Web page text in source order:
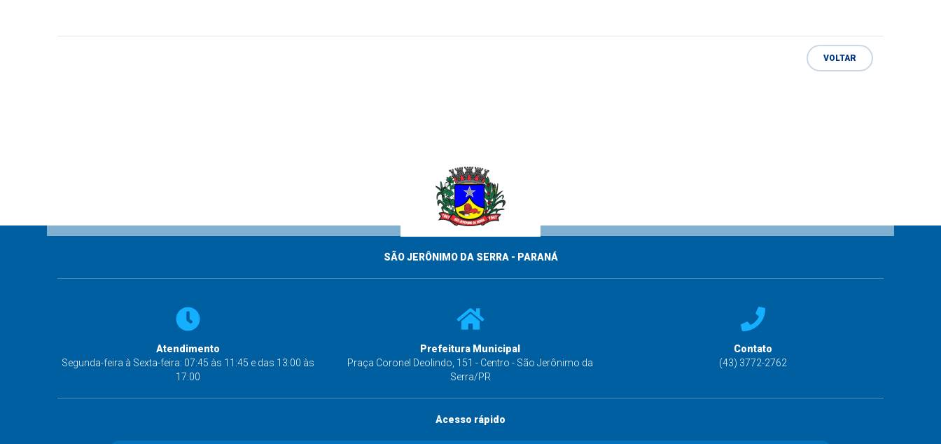
VOLTAR
SÃO JERÔNIMO DA SERRA - PARANÁ
Atendimento
Segunda-feira à Sexta-feira: 07:45 às 11:45 e das 13:00 às
17:00
Prefeitura Municipal
Praça Coronel Deolindo, 151 - Centro - São Jerônimo da
Serra/PR
Contato
(43) 3772-2762
Acesso rápido